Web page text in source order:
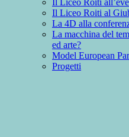
Il Liceo Roiti
Il Liceo Roiti al
La 4D alla
La macchina del
ed arte?
Model European
Progetti